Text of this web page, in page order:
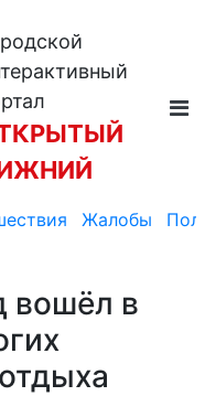
Жалобы
вошёл в